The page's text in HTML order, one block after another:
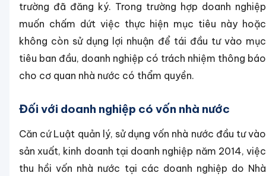
trường đã đăng ký. Trong trường hợp doanh nghiệp
muốn chấm dứt việc thực hiện mục tiêu này hoặc
không còn sử dụng lợi nhuận để tái đầu tư vào mục
tiêu ban đầu, doanh nghiệp có trách nhiệm thông báo
cho cơ quan nhà nước có thẩm quyền.
Đối với doanh nghiệp có vốn nhà nước
Căn cứ Luật quản lý, sử dụng vốn nhà nước đầu tư vào
sản xuất, kinh doanh tại doanh nghiệp năm 2014, việc
thu hồi vốn nhà nước tại các doanh nghiệp do Nhà